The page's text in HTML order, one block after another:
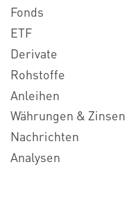
Fonds
ETF
Derivate
Rohstoffe
Anleihen
Währungen & Zinsen
Nachrichten
Analysen